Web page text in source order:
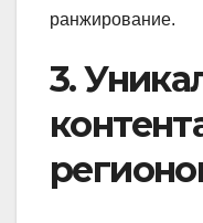
ранжирование.
3.